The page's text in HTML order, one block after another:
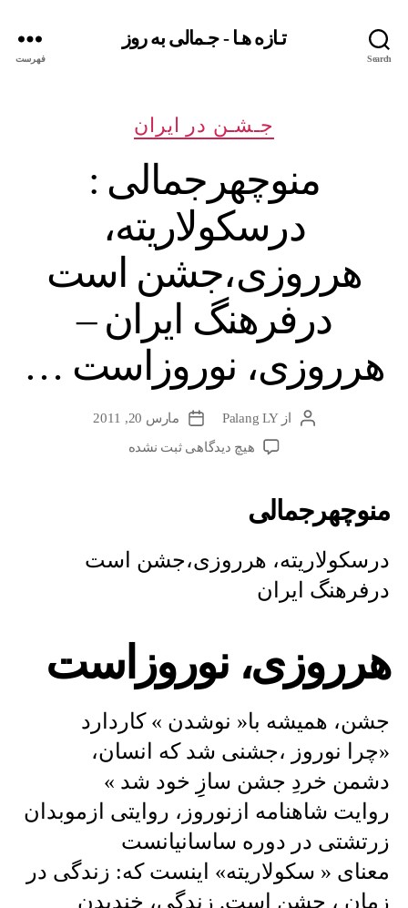
Search
تـازه هـا - جـمالی به روز
فهرست
دسته‌ها
جـشـن در ایران
منوچهرجمالی :
درسکولاریته،
هرروزی،جشن است
درفرهنگ ایران –
هرروزی، نوروزاست …
نویسندهٔ
نوشته
ازPalang LY
تاریخمارس 20, 2011
هیچ دیدگاهیبرای
درفرهنگ
نوروزاست
…
ثبت نشده
منوچهرجمالی
درسکولاریته، هرروزی،جشن است
درفرهنگ ایران
هرروزی، نوروزاست
جشن، همیشه با« نوشدن » کاردارد
«چرا نوروز ،جشنی شد که انسان،
دشمن خردِ جشن سازِِ خود شد »
روایت شاهنامه ازنوروز، روایتی ازموبدان
زرتشتی در دوره ساسانیانست
معنای « سکولاریته» اینست که: زندگی در
زمان ، جشن است. زندگی، خندیدن